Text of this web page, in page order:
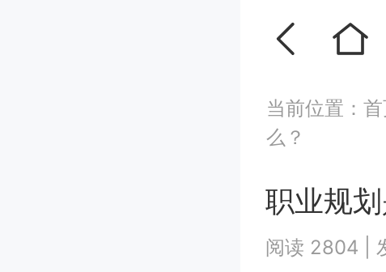
当前位置：
么？
职业规
阅读 2804